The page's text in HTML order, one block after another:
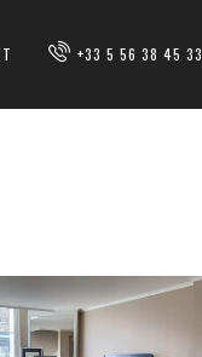
+33 5 56 38 45 33